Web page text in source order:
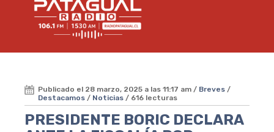
Publicado el 28 marzo, 2025 a las 11:17 am / Breves /
Destacamos / Noticias / 616 lecturas
PRESIDENTE BORIC DECLARA